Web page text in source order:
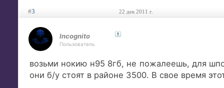
#3 22 дек 2011 г.
Incognito
Пользователь
возьми нокию н95 8гб, не пожалеешь, для
они б/у стоят в районе 3500. В свое время